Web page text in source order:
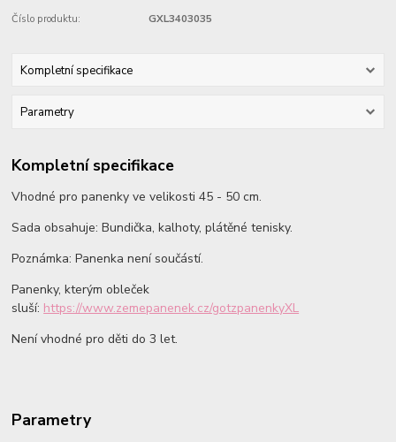
Číslo produktu: GXL3403035
Kompletní specifikace
Parametry
Kompletní specifikace
Vhodné pro panenky ve velikosti 45 - 50 cm.
Sada obsahuje: Bundička, kalhoty, plátěné tenisky.
Poznámka: Panenka není součástí.
Panenky, kterým obleček
sluší: https://www.zemepanenek.cz/gotzpanenkyXL
Není vhodné pro děti do 3 let.
Parametry